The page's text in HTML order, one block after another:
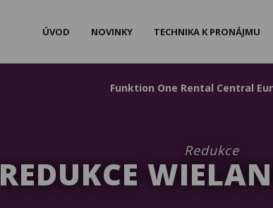
ÚVOD NOVINKY TECHNIKA K PRONÁJMU
Funktion One Rental Central E
Redukce
REDUKCE